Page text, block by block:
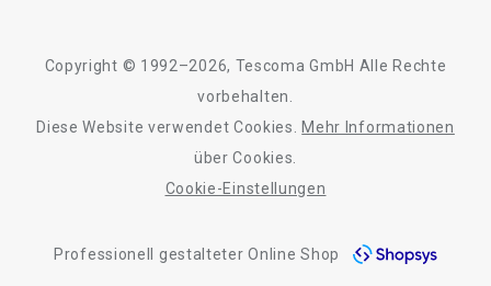
Qualität
Barrierefreiheit
Copyright © 1992–2026, Tescoma GmbH Alle Rechte
vorbehalten.
Diese Website verwendet Cookies.
Mehr Informationen
über Cookies.
Cookie-Einstellungen
Professionell gestalteter Online Shop